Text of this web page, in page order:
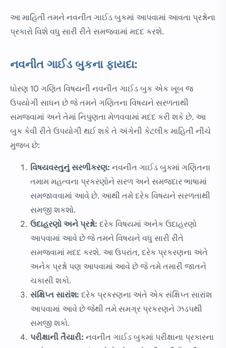
આ માહિતી તમને નવનીત ગાઈડ બુકમાં આપવામાં આવતા પ્રશ્નોના
પ્રકારો વિશે વધુ સારી રીતે સમજવામાં મદદ કરશે.
નવનીત ગાઈડ બુકના ફાયદા:
ધોરણ 10 ગણિત વિષયની નવનીત ગાઈડ બુક એક ખૂબ જ
ઉપયોગી સાધન છે જે તમને ગણિતના વિષયને સરળતાથી
સમજવામાં અને તેમાં નિપુણતા મેળવવામાં મદદ કરી શકે છે. આ
બુક કેવી રીતે ઉપયોગી થઈ શકે તે અંગેની કેટલીક માહિતી નીચે
મુજબ છે:
વિષયવસ્તુનું સરળીકરણ: નવનીત ગાઈડ બુકમાં ગણિતના
તમામ મહત્વના પ્રકરણોને સરળ અને સમજદાર ભાષામાં
સમજાવવામાં આવે છે. આથી તમે દરેક વિષયને સરળતાથી
સમજી શકશો.
ઉદાહરણો અને પ્રશ્નો: દરેક વિષયમાં અનેક ઉદાહરણો
આપવામાં આવે છે જે તમને વિષયને વધુ સારી રીતે
સમજવામાં મદદ કરશે. આ ઉપરાંત, દરેક પ્રકરણના અંતે
અનેક પ્રશ્નો પણ આપવામાં આવે છે જે તમે તમારી જાતને
ચકાસી શકો.
સંક્ષિપ્ત સારાંશ: દરેક પ્રકરણના અંતે એક સંક્ષિપ્ત સારાંશ
આપવામાં આવે છે જેથી તમે સમગ્ર પ્રકરણને ઝડપથી
સમજી શકો.
પરીક્ષાની તૈયારી: નવનીત ગાઈડ બુકમાં પરીક્ષાના પ્રકારના